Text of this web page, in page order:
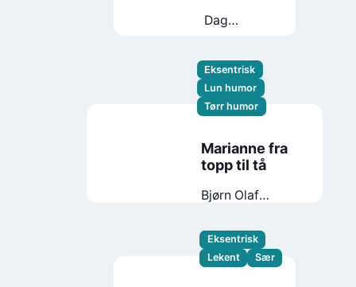
Dag
Eksentrisk
Lun humor
Tørr humor
Marianne fra
topp til tå
Bjørn Olaf
Eksentrisk
Lekent
Sær